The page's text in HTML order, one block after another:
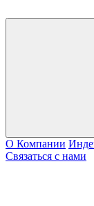
О Компании
Связаться с нами